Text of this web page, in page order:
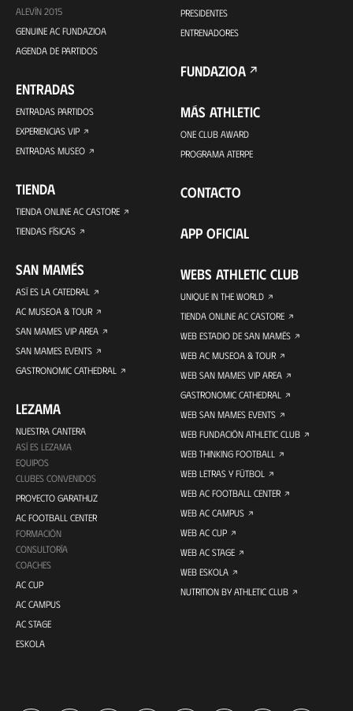
ALEVÍN 2015
GENUINE AC FUNDAZIOA
AGENDA DE PARTIDOS
ENTRADAS
ENTRADAS PARTIDOS
EXPERIENCIAS VIP
ENTRADAS MUSEO
TIENDA
TIENDA ONLINE AC CASTORE
TIENDAS FÍSICAS
SAN MAMÉS
ASÍ ES LA CATEDRAL
AC MUSEOA & TOUR
SAN MAMES VIP AREA
SAN MAMES EVENTS
GASTRONOMIC CATHEDRAL
LEZAMA
NUESTRA CANTERA
ASÍ ES LEZAMA
EQUIPOS
CLUBES CONVENIDOS
PROYECTO GARATHUZ
AC FOOTBALL CENTER
FORMACIÓN
CONSULTORÍA
COACHES
AC CUP
AC CAMPUS
AC STAGE
ESKOLA
PRESIDENTES
ENTRENADORES
FUNDAZIOA
MÁS ATHLETIC
ONE CLUB AWARD
PROGRAMA ATERPE
CONTACTO
APP OFICIAL
WEBS ATHLETIC CLUB
UNIQUE IN THE WORLD
TIENDA ONLINE AC CASTORE
WEB ESTADIO DE SAN MAMÉS
WEB AC MUSEOA & TOUR
WEB SAN MAMES VIP AREA
GASTRONOMIC CATHEDRAL
WEB SAN MAMES EVENTS
WEB FUNDACIÓN ATHLETIC CLUB
WEB THINKING FOOTBALL
WEB LETRAS Y FÚTBOL
WEB AC FOOTBALL CENTER
WEB AC CAMPUS
WEB AC CUP
WEB AC STAGE
WEB ESKOLA
NUTRITION BY ATHLETIC CLUB